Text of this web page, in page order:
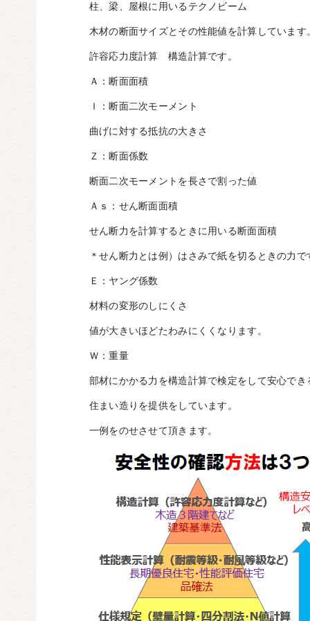
柱、梁、屋根に用いるテクノビーム
木材の断面サイズとその性能値を計算しています
許容応力度計算 構造計算です。
Ａ：断面面積
Ｉ：断面二次モーメント
曲げに対する抵抗の大きさ
Ｚ：断面係数
断面二次モーメントを長さで割った値
Ａｓ：せん断面面積
せん断力を計算するときに用いる断面面積
＊せん断力とは例）はさみで紙を切るときの力で
Ｅ：ヤング係数
材料の変形のしにくさ
値が大きいほどたわみにくくなります。
Ｗ：重量
部材にかかる力を構造計算で検定をして安心でき
住まい造りを提供をしています。
一例をのせさせて頂きます。